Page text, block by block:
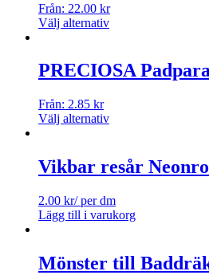
Från: 22.00 kr
Välj alternativ
PRECIOSA
Från: 2.85 kr
Välj alternativ
Vikbar resår
2.00 kr/ per dm
Lägg till i varukorg
Mönster till